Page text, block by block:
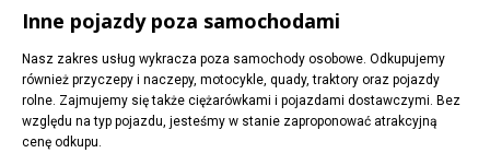
Inne pojazdy poza samochodami
Nasz zakres usług wykracza poza samochody osobowe. Odkupujemy
również przyczepy i naczepy, motocykle, quady, traktory oraz pojazdy
rolne. Zajmujemy się także ciężarówkami i pojazdami dostawczymi. Bez
względu na typ pojazdu, jesteśmy w stanie zaproponować atrakcyjną
cenę odkupu.